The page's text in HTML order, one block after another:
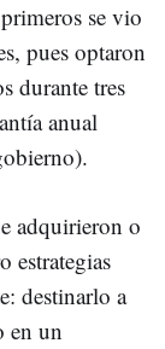
se vio
pues optaron
durante tres
anual
adquirieron o
estrategias
destinarlo a
en un